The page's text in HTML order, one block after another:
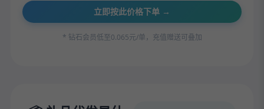
立即按此价格下单 →
* 钻石会员低至0.065元/单，充值赠送可叠加